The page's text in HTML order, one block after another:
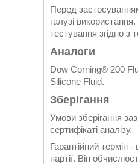
Перед
галузі
тестування згідно з
Аналоги
Dow Corning® 200
Silicone Fluid.
Зберігання
Умови зберігання
сертифікаті аналізу.
Гарантійний термін
партії. Він